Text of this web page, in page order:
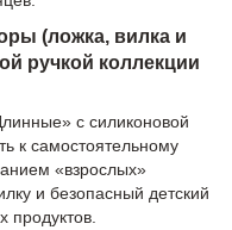
(ложка, вилка и
ручкой коллекции
с силиконовой
к самостоятельному
«взрослых»
и безопасный детский
продуктов.